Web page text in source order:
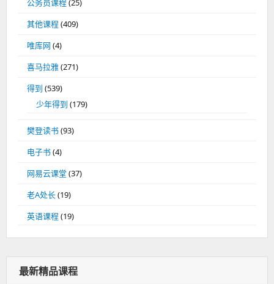
公务员课程(25)
其他课程(409)
唯库网 (4)
喜马拉雅(271)
得到 (539)
少年得到 (179)
樊登读书(93)
电子书(4)
网易云课堂 (37)
老A处长(19)
英语课程(19)
最新精品课程